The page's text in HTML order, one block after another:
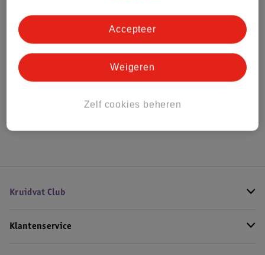
Bestel & Bezorginformatie
Bekijk ook
Kruidvat Club
Klantenservice
Zelf cookies beheren
Weigeren
Accepteer